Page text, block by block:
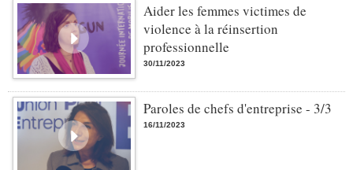
Aider les femmes victimes de
violence à la réinsertion
professionnelle
30/11/2023
Paroles de chefs d'entreprise - 3/3
16/11/2023